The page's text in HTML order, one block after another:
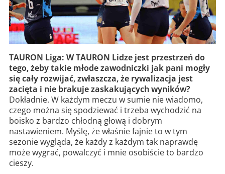
TAURON Liga: W TAURON Lidze jest przestrzeń do
tego, żeby takie młode zawodniczki jak pani mogły
się cały rozwijać, zwłaszcza, że rywalizacja jest
zacięta i nie brakuje zaskakujących wyników?
Dokładnie. W każdym meczu w sumie nie wiadomo,
czego można się spodziewać i trzeba wychodzić na
boisko z bardzo chłodną głową i dobrym
nastawieniem. Myślę, że właśnie fajnie to w tym
sezonie wygląda, że każdy z każdym tak naprawdę
może wygrać, powalczyć i mnie osobiście to bardzo
cieszy.